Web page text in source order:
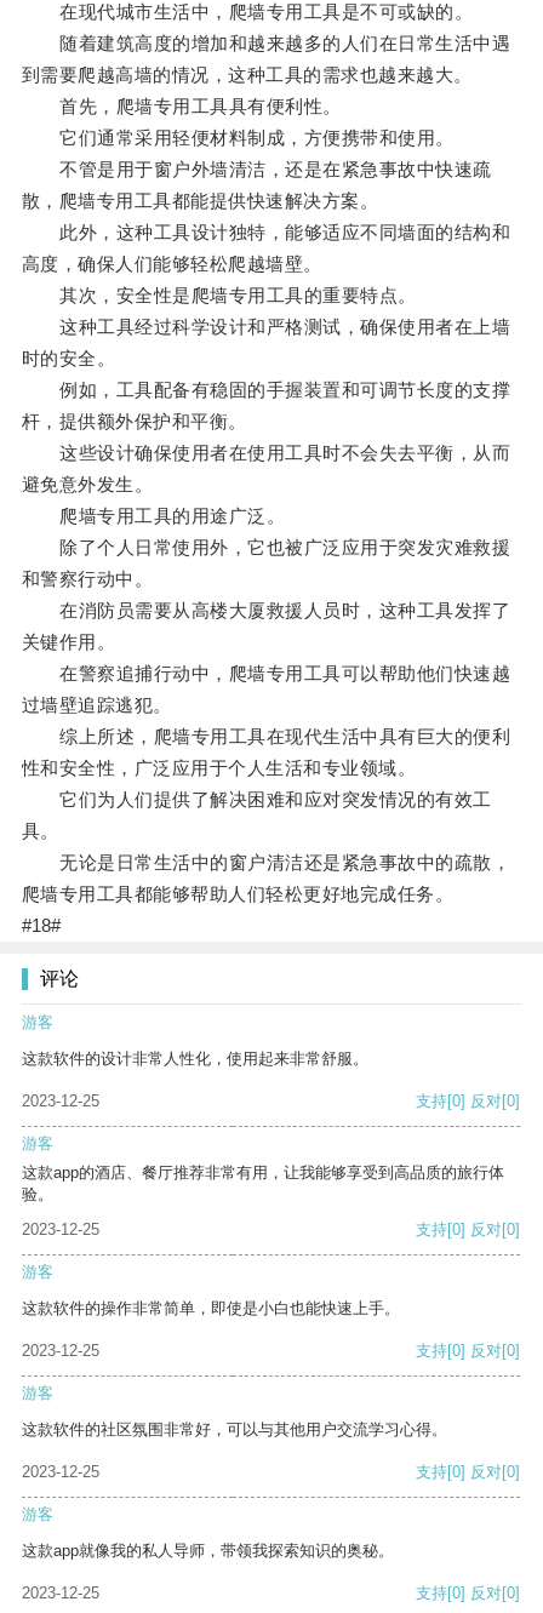
在现代城市生活中，爬墙专用工具是不可或缺的。
随着建筑高度的增加和越来越多的人们在日常生活中遇
到需要爬越高墙的情况，这种工具的需求也越来越大。
首先，爬墙专用工具具有便利性。
它们通常采用轻便材料制成，方便携带和使用。
不管是用于窗户外墙清洁，还是在紧急事故中快速疏
散，爬墙专用工具都能提供快速解决方案。
此外，这种工具设计独特，能够适应不同墙面的结构和
高度，确保人们能够轻松爬越墙壁。
其次，安全性是爬墙专用工具的重要特点。
这种工具经过科学设计和严格测试，确保使用者在上墙
时的安全。
例如，工具配备有稳固的手握装置和可调节长度的支撑
杆，提供额外保护和平衡。
这些设计确保使用者在使用工具时不会失去平衡，从而
避免意外发生。
爬墙专用工具的用途广泛。
除了个人日常使用外，它也被广泛应用于突发灾难救援
和警察行动中。
在消防员需要从高楼大厦救援人员时，这种工具发挥了
关键作用。
在警察追捕行动中，爬墙专用工具可以帮助他们快速越
过墙壁追踪逃犯。
综上所述，爬墙专用工具在现代生活中具有巨大的便利
性和安全性，广泛应用于个人生活和专业领域。
它们为人们提供了解决困难和应对突发情况的有效工
具。
无论是日常生活中的窗户清洁还是紧急事故中的疏散，
爬墙专用工具都能够帮助人们轻松更好地完成任务。
#18#
评论
游客
这款软件的设计非常人性化，使用起来非常舒服。
2023-12-25 支持[0] 反对[0]
游客
这款app的酒店、餐厅推荐非常有用，让我能够享受到高品质的旅行体
验。
2023-12-25
支持[0] 反对[0]
游客
这款软件的操作非常简单，即使是小白也能快速上手。
2023-12-25 支持[0] 反对[0]
游客
这款软件的社区氛围非常好，可以与其他用户交流学习心得。
2023-12-25 支持[0] 反对[0]
游客
这款app就像我的私人导师，带领我探索知识的奥秘。
2023-12-25 支持[0] 反对[0]